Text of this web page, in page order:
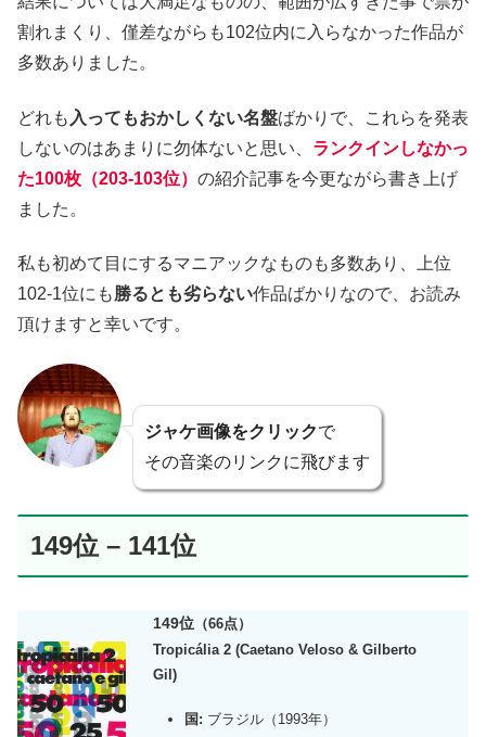
割れまくり、僅差ながらも102位内に入らなかった作品が
多数ありました。
どれも 入ってもおかしくない名盤ばかりで、これらを発表
しないのはあまりに勿体ないと思い、 ランクインしなかっ
た100枚（203-103位） の紹介記事を今更ながら書き上げ
ました。
私も初めて目にするマニアックなものも多数あり、上位
102-1位にも勝るとも劣らない作品ばかりなので、お読み
頂けますと幸いです。
ジャケ画像をクリックで
その音楽のリンクに飛びます
149位 – 141位
149位 （66点）
Tropicália 2 (Caetano Veloso &Gilberto
Gil)
国: ブラジル（1993年）